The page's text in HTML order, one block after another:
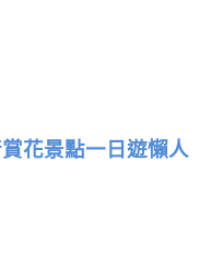
花景點一日遊懶人